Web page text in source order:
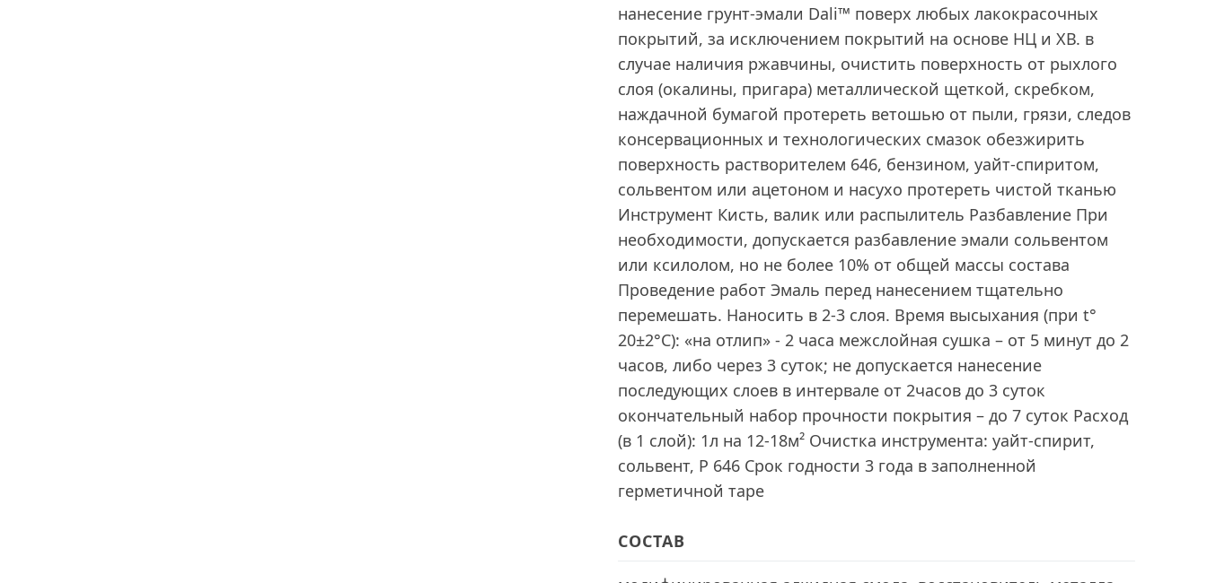
нанесение грунт-эмали Dali™ поверх любых лакокрасочных
покрытий, за исключением покрытий на основе НЦ и ХВ. в
случае наличия ржавчины, очистить поверхность от рыхлого
слоя (окалины, пригара) металлической щеткой, скребком,
наждачной бумагой протереть ветошью от пыли, грязи, следов
консервационных и технологических смазок обезжирить
поверхность растворителем 646, бензином, уайт-спиритом,
сольвентом или ацетоном и насухо протереть чистой тканью
Инструмент Кисть, валик или распылитель Разбавление При
необходимости, допускается разбавление эмали сольвентом
или ксилолом, но не более 10% от общей массы состава
Проведение работ Эмаль перед нанесением тщательно
перемешать. Наносить в 2-3 слоя. Время высыхания (при t°
20±2°С): «на отлип» - 2 часа межслойная сушка – от 5 минут до 2
часов, либо через 3 суток; не допускается нанесение
последующих слоев в интервале от 2часов до 3 суток
окончательный набор прочности покрытия – до 7 суток Расход
(в 1 слой): 1л на 12-18м² Очистка инструмента: уайт-спирит,
сольвент, Р 646 Срок годности 3 года в заполненной
герметичной таре
СОСТАВ